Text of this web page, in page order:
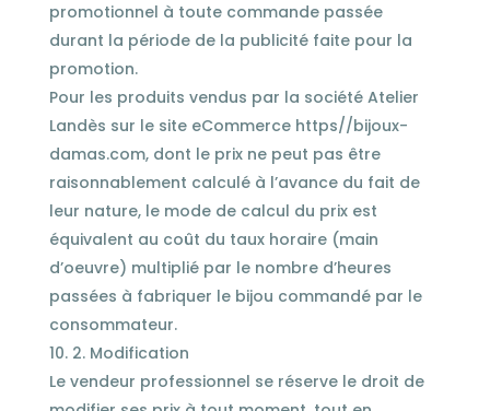
promotionnel à toute commande passée
durant la période de la publicité faite pour la
promotion.
Pour les produits vendus par la société Atelier
Landès sur le site eCommerce https//bijoux-
damas.com, dont le prix ne peut pas être
raisonnablement calculé à l’avance du fait de
leur nature, le mode de calcul du prix est
équivalent au coût du taux horaire (main
d’oeuvre) multiplié par le nombre d’heures
passées à fabriquer le bijou commandé par le
consommateur.
2. Modification
Le vendeur professionnel se réserve le droit de